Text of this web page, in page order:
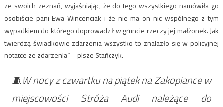
ze swoich zeznań, wyjaśniając, że do tego wszystkiego namówiła go
osobiście pani Ewa Wincenciak i że nie ma on nic wspólnego z tym
wypadkiem do którego doprowadził w gruncie rzeczy jej małżonek. Jak
twierdzą świadkowie zdarzenia wszystko to znalazło się w policyjnej
notatce ze zdarzenia” – pisze Stańczyk.
🧵W nocy z czwartku na piątek na Zakopiance w
miejscowości Stróża Audi należące do